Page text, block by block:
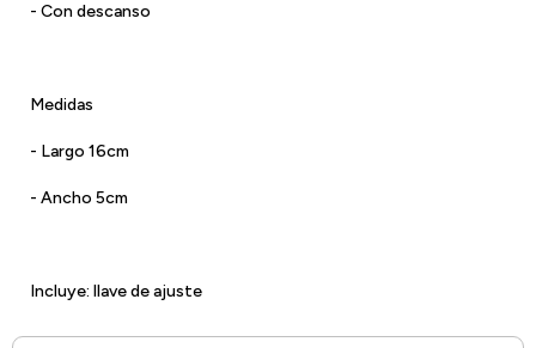
- Con descanso
Medidas
- Largo 16cm
- Ancho 5cm
Incluye: llave de ajuste